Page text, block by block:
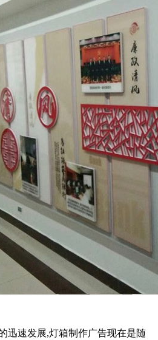
迅速发展,灯箱制作广告现在是随